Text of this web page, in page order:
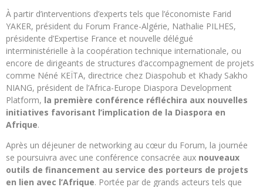
À partir d’interventions d’experts tels que l’économiste Farid
YAKER, président du Forum France-Algérie, Nathalie PILHES,
présidente d’Expertise France et nouvelle délégué
interministérielle à la coopération technique internationale, ou
encore de dirigeants de structures d’accompagnement de projets
comme Néné KEÏTA, directrice chez Diaspohub et Khady Sakho
NIANG, président de l’Africa-Europe Diaspora Development
Platform, la première conférence réfléchira aux nouvelles
initiatives favorisant l’implication de la Diaspora en
Afrique.
Après un déjeuner de networking au cœur du Forum, la journée
se poursuivra avec une conférence consacrée aux nouveaux
outils de financement au service des porteurs de projets
en lien avec l’Afrique. Portée par de grands acteurs tels que